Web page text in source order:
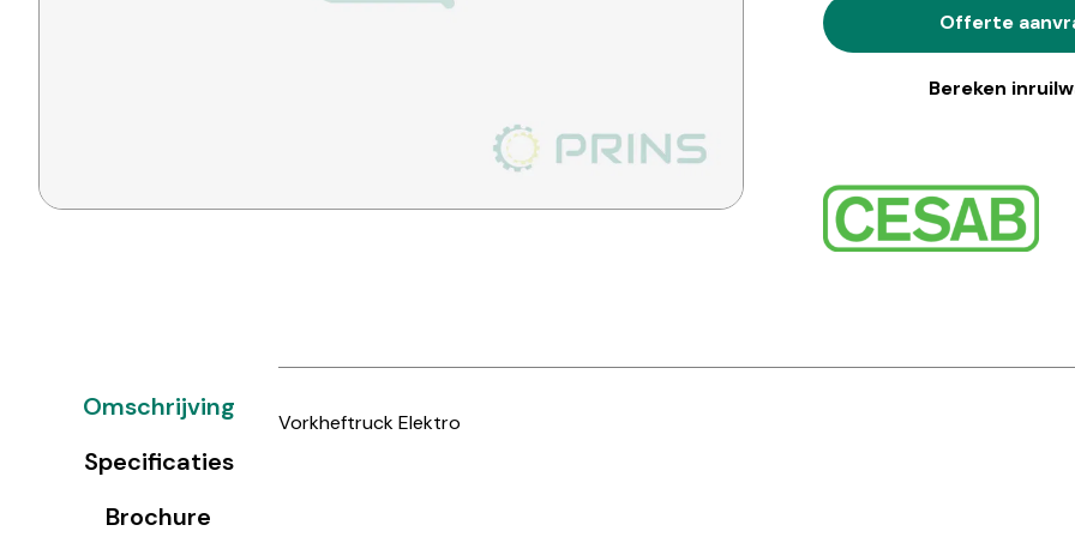
Offerte
Bereken
Omschrijving
Specificaties
Brochure
Vorkheftruck Elektro